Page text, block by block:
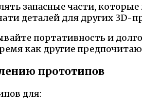
запасные части,
деталей для других 3D-
портативность и
как другие
прототипов
для: